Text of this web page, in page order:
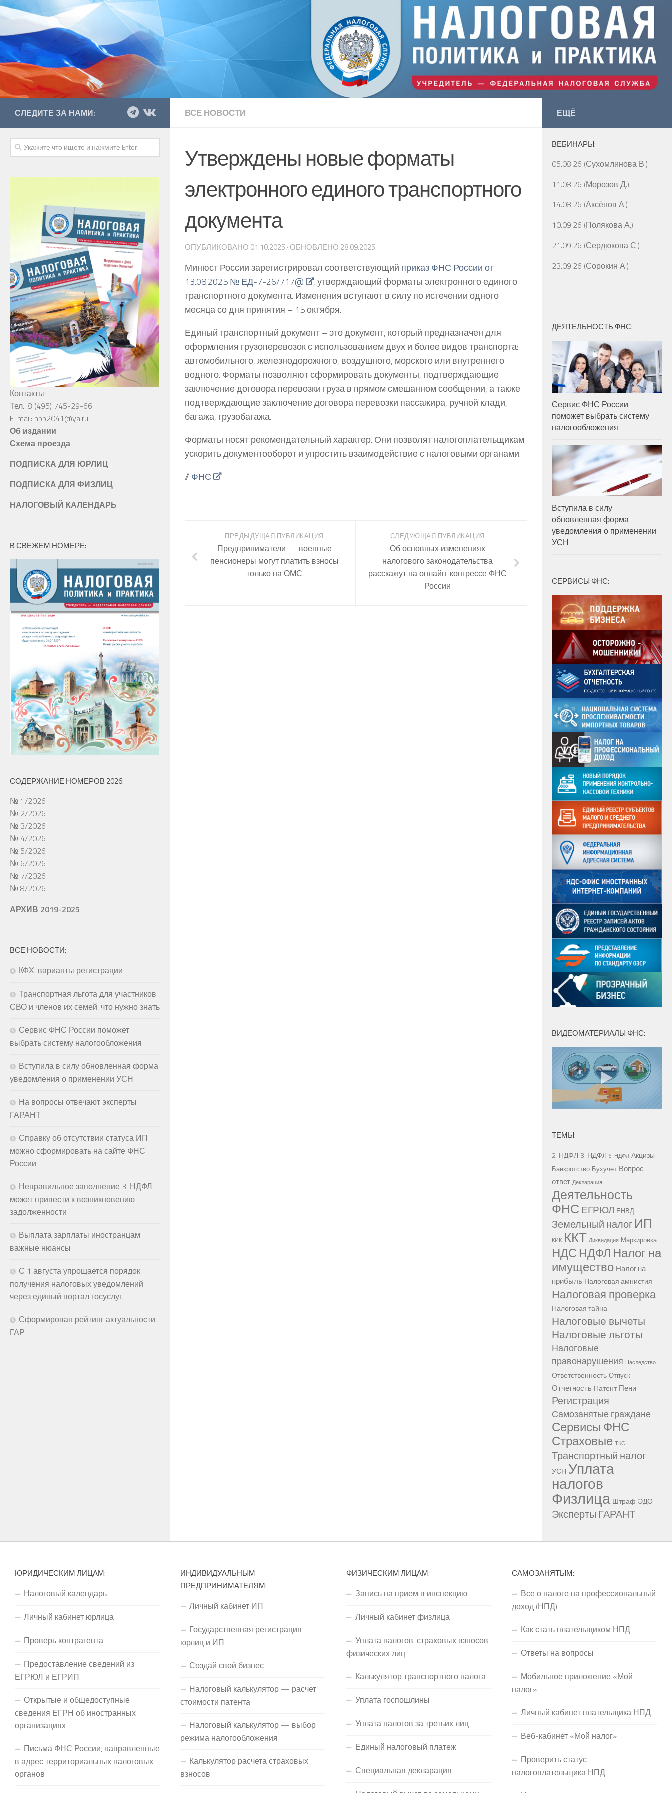
ВСЕ НОВОСТИ
Утверждены новые форматы
электронного единого транспортного
документа
ОПУБЛИКОВАНО 01.10.2025 · ОБНОВЛЕНО 28.09.2025
Минюст России зарегистрировал соответствующий приказ ФНС России от
13.08.2025 № ЕД-7-26/717@
, утверждающий форматы электронного единого
транспортного документа. Изменения вступают в силу по истечении одного
месяца со дня принятия – 15 октября.
Единый транспортный документ – это документ, который предназначен для
оформления грузоперевозок с использованием двух и более видов транспорта:
автомобильного, железнодорожного, воздушного, морского или внутреннего
водного. Форматы позволяют сформировать документы, подтверждающие
заключение договора перевозки груза в прямом смешанном сообщении, а также
подтверждающие заключение договора перевозки пассажира, ручной клади,
багажа, грузобагажа.
Форматы носят рекомендательный характер. Они позволят налогоплательщикам
ускорить документооборот и упростить взаимодействие с налоговыми органами.
//ФНС
СЛЕДУЮЩАЯ ПУБЛИКАЦИЯ
Об основных изменениях
налогового законодательства
расскажут на онлайн-конгрессе ФНС
России
ПРЕДЫДУЩАЯ ПУБЛИКАЦИЯ
Предприниматели — военные
пенсионеры могут платить взносы
только на ОМС
СЛЕДИТЕ ЗА НАМИ:
Контакты:
Тел.: 8 (495) 745-29-66
E-mail: npp2041@ya.ru
Об издании
Схема проезда
ПОДПИСКА ДЛЯ ЮРЛИЦ
ПОДПИСКА ДЛЯ ФИЗЛИЦ
НАЛОГОВЫЙ КАЛЕНДАРЬ
В СВЕЖЕМ НОМЕРЕ:
СОДЕРЖАНИЕ НОМЕРОВ 2026:
№ 1/2026
№ 2/2026
№ 3/2026
№ 4/2026
№ 5/2026
№ 6/2026
№ 7/2026
№ 8/2026
АРХИВ 2019-2025
ВСЕ НОВОСТИ:
КФХ: варианты регистрации
Транспортная льгота для участников
СВО и членов их семей: что нужно знать
Сервис ФНС России поможет
выбрать систему налогообложения
Вступила в силу обновленная форма
уведомления о применении УСН
На вопросы отвечают эксперты
ГАРАНТ
Справку об отсутствии статуса ИП
можно сформировать на сайте ФНС
России
Неправильное заполнение 3-НДФЛ
может привести к возникновению
задолженности
Выплата зарплаты иностранцам:
важные нюансы
С 1 августа упрощается порядок
получения налоговых уведомлений
через единый портал госуслуг
Сформирован рейтинг актуальности
ГАР
ЕЩЁ
ВЕБИНАРЫ:
05.08.26 (Сухомлинова В.)
11.08.26 (Морозов Д.)
14.08.26 (Аксёнов А.)
10.09.26 (Полякова А.)
21.09.26 (Сердюкова С.)
23.09.26 (Сорокин А.)
ДЕЯТЕЛЬНОСТЬ ФНС:
Сервис ФНС России
поможет выбрать систему
налогообложения
Вступила в силу
обновленная форма
уведомления о применении
УСН
СЕРВИСЫ ФНС:
ВИДЕОМАТЕРИАЛЫ ФНС:
ТЕМЫ:
2-НДФЛ 3-НДФЛ 6-НДФЛ Акцизы
Банкротство Бухучет Вопрос-
ответ Декларация
Деятельность
ФНС ЕГРЮЛ ЕНВД
Земельный налог ИП
КИК ККТ Ликвидация Маркировка
НДС НДФЛ Налог на
имущество Налог на
прибыль Налоговая амнистия
Налоговая проверка
Налоговая тайна
Налоговые вычеты
Налоговые льготы
Налоговые
правонарушения Наследство
Ответственность Отпуск
Отчетность Патент Пени
Регистрация
Самозанятые граждане
Сервисы ФНС
Страховые ТКС
Транспортный налог
УСН Уплата
налогов
Физлица Штраф ЭДО
Эксперты ГАРАНТ
ЮРИДИЧЕСКИМ ЛИЦАМ:
Налоговый календарь
Личный кабинет юрлица
Проверь контрагента
Предоставление сведений из
ЕГРЮЛ и ЕГРИП
Открытые и общедоступные
сведения ЕГРН об иностранных
организациях
Письма ФНС России, направленные
в адрес территориальных налоговых
органов
ИНДИВИДУАЛЬНЫМ
ПРЕДПРИНИМАТЕЛЯМ:
Личный кабинет ИП
Государственная регистрация
юрлиц и ИП
Создай свой бизнес
Налоговый калькулятор — расчет
стоимости патента
Налоговый калькулятор — выбор
режима налогообложения
Калькулятор расчета страховых
взносов
ФИЗИЧЕСКИМ ЛИЦАМ:
Запись на прием в инспекцию
Личный кабинет физлица
Уплата налогов, страховых взносов
физических лиц
Калькулятор транспортного налога
Уплата госпошлины
Уплата налогов за третьих лиц
Единый налоговый платеж
Специальная декларация
САМОЗАНЯТЫМ:
Все о налоге на профессиональный
доход (НПД)
Как стать плательщиком НПД
Ответы на вопросы
Мобильное приложение «Мой
налог»
Личный кабинет плательщика НПД
Веб-кабинет «Мой налог»
Проверить статус
налогоплательщика НПД